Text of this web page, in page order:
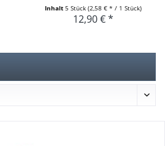
Inhalt 5 Stück (2,58 € * / 1 Stück)
12,90 € *